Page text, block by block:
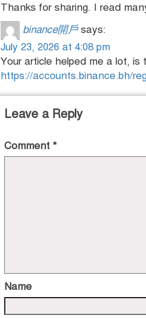
Thanks for sharing. I read
binance開戶 says:
July 23, 2026 at 4:08 pm
Your article helped me a lot,
https://accounts.binance.bh/
Leave a Reply
Comment *
Name